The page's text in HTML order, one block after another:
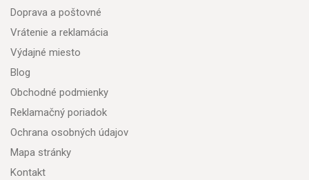
Doprava a poštovné
Vrátenie a reklamácia
Výdajné miesto
Blog
Obchodné podmienky
Reklamačný poriadok
Ochrana osobných údajov
Mapa stránky
Kontakt